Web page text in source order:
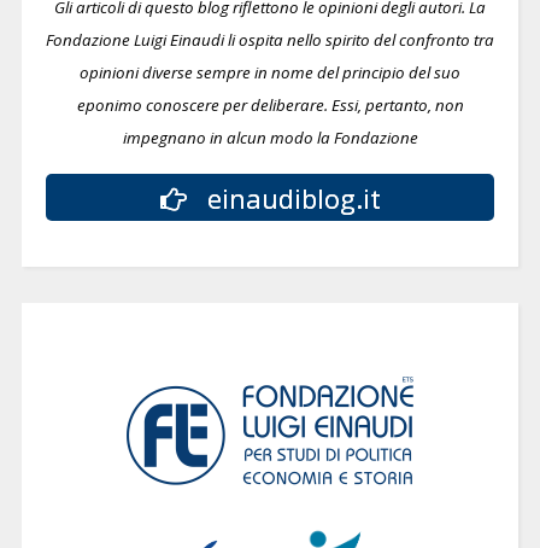
Gli articoli di questo blog riflettono le opinioni degli autori. La
Fondazione Luigi Einaudi li ospita nello spirito del confronto tra
opinioni diverse sempre in nome del principio del suo
eponimo conoscere per deliberare. Essi, pertanto, non
impegnano in alcun modo la Fondazione
einaudiblog.it